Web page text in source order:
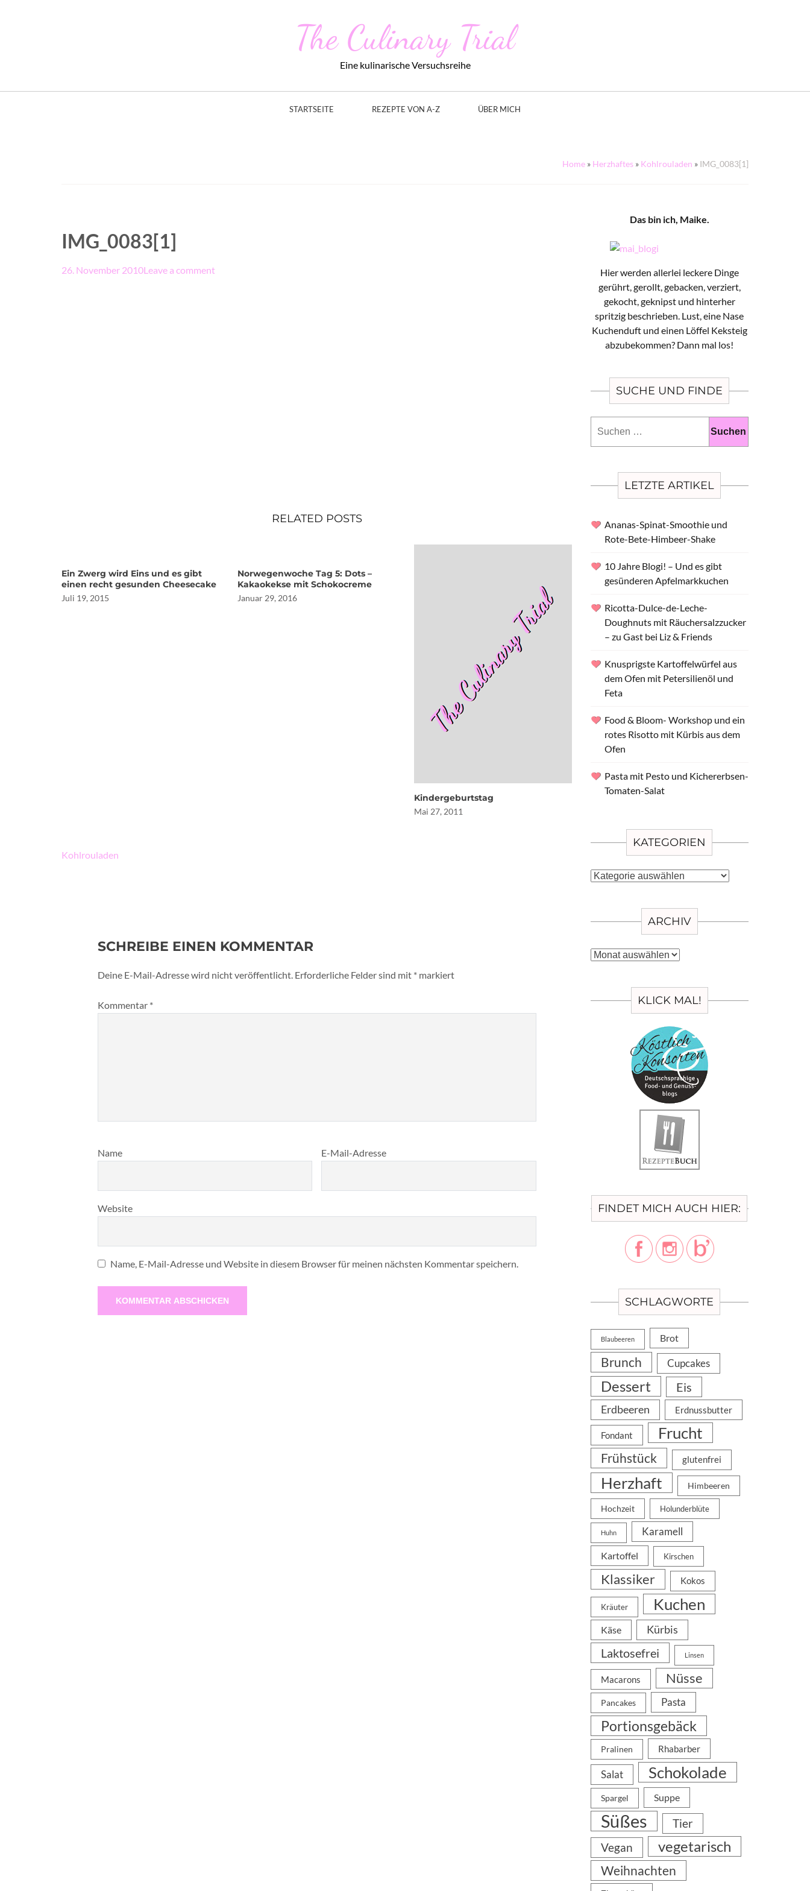
The Culinary Trial
Eine kulinarische Versuchsreihe
STARTSEITE REZEPTE VON A-Z ÜBER MICH
Home » Herzhaftes » Kohlrouladen » IMG_0083[1]
IMG_0083[1]
26. November 2010Leave a comment
RELATED POSTS
Ein Zwerg wird Eins und es gibt
einen recht gesunden Cheesecake
Juli 19, 2015
Norwegenwoche Tag 5: Dots –
Kakaokekse mit Schokocreme
Januar 29, 2016
Kindergeburtstag
Mai 27, 2011
Beitragsnavigation
Kohlrouladen
SCHREIBE EINEN KOMMENTAR
Deine E-Mail-Adresse wird nicht veröffentlicht. Erforderliche Felder sind mit * markiert
Kommentar *
Name E-Mail-Adresse
Website
Name, E-Mail-Adresse und Website in diesem Browser für meinen nächsten Kommentar speichern.
Das bin ich, Maike.
Hier werden allerlei leckere Dinge
gerührt, gerollt, gebacken, verziert,
gekocht, geknipst und hinterher
spritzig beschrieben. Lust, eine Nase
Kuchenduft und einen Löffel Keksteig
abzubekommen? Dann mal los!
SUCHE UND FINDE
nach:
LETZTE ARTIKEL
Ananas-Spinat-Smoothie und
Rote-Bete-Himbeer-Shake
10 Jahre Blogi! – Und es gibt
gesünderen Apfelmarkkuchen
Ricotta-Dulce-de-Leche-
Doughnuts mit Räuchersalzzucker
– zu Gast bei Liz & Friends
Knusprigste Kartoffelwürfel aus
dem Ofen mit Petersilienöl und
Feta
Food & Bloom- Workshop und ein
rotes Risotto mit Kürbis aus dem
Ofen
Pasta mit Pesto und Kichererbsen-
Tomaten-Salat
KATEGORIEN
Kategorien
ARCHIV
Archiv
KLICK MAL!
FINDET MICH AUCH HIER:
SCHLAGWORTE
Blaubeeren Brot
Brunch Cupcakes
Dessert Eis
Erdbeeren Erdnussbutter
Fondant Frucht
Frühstück glutenfrei
Herzhaft Himbeeren
Hochzeit Holunderblüte
Huhn Karamell
Kartoffel Kirschen
Klassiker Kokos
Kräuter Kuchen
Käse Kürbis
Laktosefrei Linsen
Macarons Nüsse
Pancakes Pasta
Portionsgebäck
Pralinen Rhabarber
Salat Schokolade
Spargel Suppe
Süßes
Tier
Vegan
vegetarisch
Weihnachten